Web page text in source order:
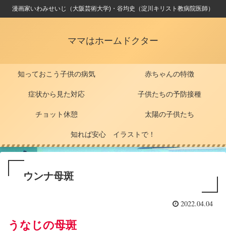
漫画家いわみせいじ（大阪芸術大学)・谷均史（淀川キリスト教病院医師）
ママはホームドクター
知っておこう子供の病気 赤ちゃんの特徴
症状から見た対応 子供たちの予防接種
チョット休憩 太陽の子供たち
知れば安心 イラストで！
ウンナ母斑
2022.04.04
うなじの母斑